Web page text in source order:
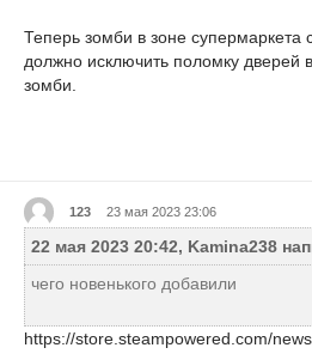
Теперь зомби в зоне супермаркета
должно исключить поломку дверей
зомби.
123 23 мая 2023 23:06
22 мая 2023 20:42, Kamina238
чего новенького добавили
https://store.steampowered.com/